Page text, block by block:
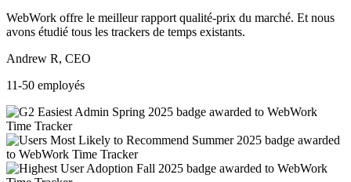
WebWork offre le meilleur rapport qualité-prix du marché. Et nous
avons étudié tous les trackers de temps existants.
Andrew R, CEO
11-50 employés